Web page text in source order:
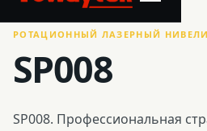
РОТАЦИОННЫЙ ЛАЗЕРНЫЙ
SP008
SP008. Профессиональная